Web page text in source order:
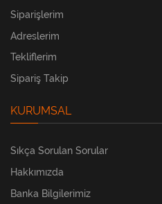
Siparişlerim
Adreslerim
Tekliflerim
Sipariş Takip
KURUMSAL
Sıkça Sorulan Sorular
Hakkımızda
Banka Bilgilerimiz